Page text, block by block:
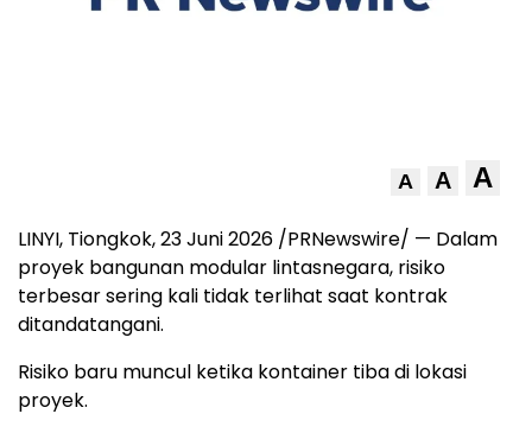
A A A
LINYI, Tiongkok, 23 Juni 2026 /PRNewswire/ — Dalam
proyek bangunan modular lintasnegara, risiko
terbesar sering kali tidak terlihat saat kontrak
ditandatangani.
Risiko baru muncul ketika kontainer tiba di lokasi
proyek.